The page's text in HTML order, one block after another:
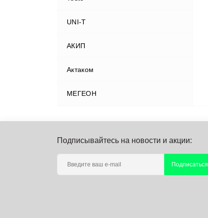
UNI-T
АКИП
Актаком
МЕГЕОН
Подписывайтесь на новости и акции:
Подписаться